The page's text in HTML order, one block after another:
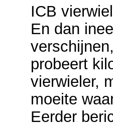
ICB
En dan
probeert
vierwieler,
moeite
Eerder